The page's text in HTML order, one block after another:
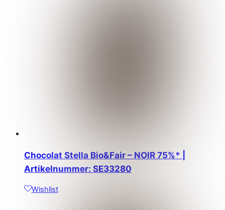
Chocolat Stella Bio&Fair – NOIR 75%* |
Artikelnummer: SE33280
Wishlist